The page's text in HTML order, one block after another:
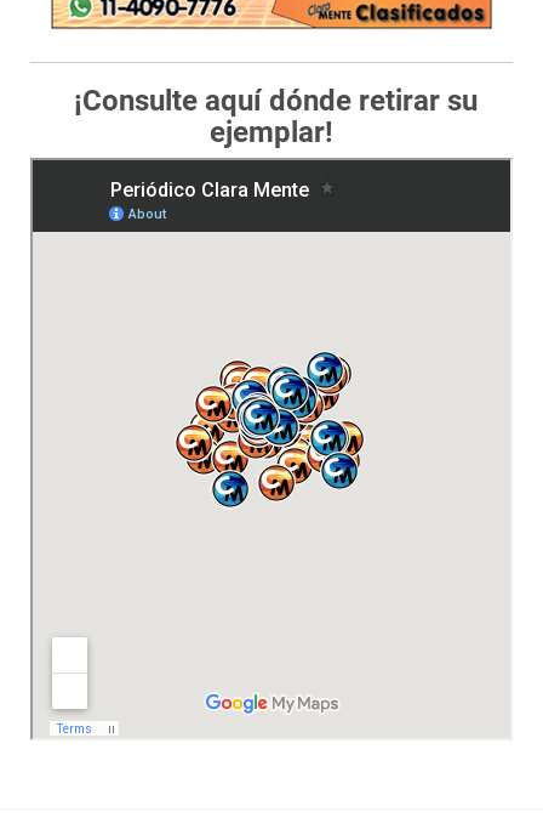
¡Consulte aquí dónde retirar su
ejemplar!